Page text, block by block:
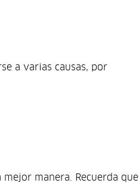
a varias causas, por
manera. Recuerda que